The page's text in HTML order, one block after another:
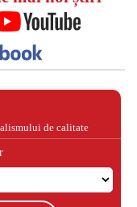
de calitate